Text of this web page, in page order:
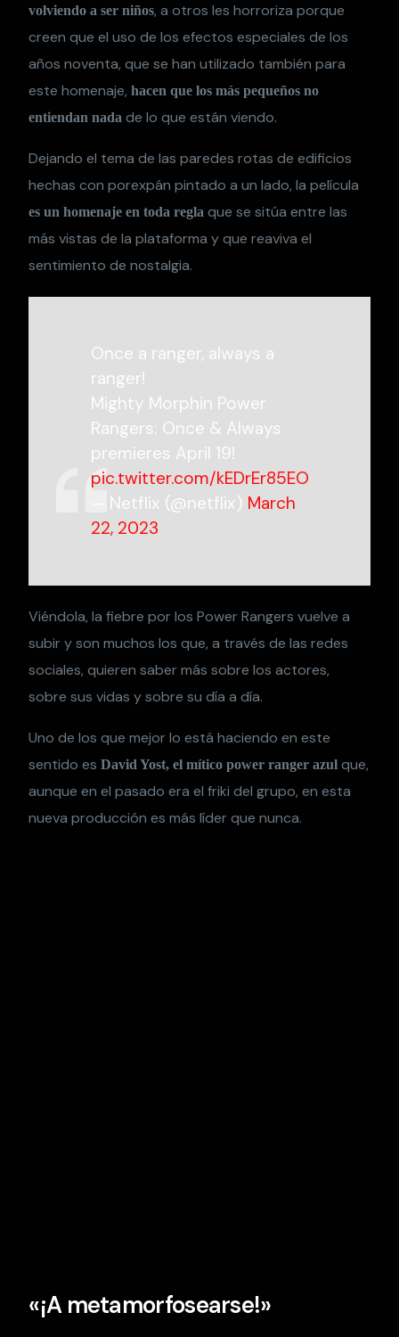
volviendo a ser niños, a otros les horroriza porque
creen que el uso de los efectos especiales de los
años noventa, que se han utilizado también para
este homenaje,hacen que los más pequeños no
entiendan nada de lo que están viendo.
Dejando el tema de las paredes rotas de edificios
hechas con porexpán pintado a un lado, la película
es un homenaje en toda regla que se sitúa entre las
más vistas de la plataforma y que reaviva el
sentimiento de nostalgia.
Once a ranger, always a
ranger!
Mighty Morphin Power
Rangers: Once & Always
premieres April 19!
pic.twitter.com/kEDrEr85EO
— Netflix (@netflix) March
22, 2023
Viéndola, la fiebre por los Power Rangers vuelve a
subir y son muchos los que, a través de las redes
sociales, quieren saber más sobre los actores,
sobre sus vidas y sobre su día a día.
Uno de los que mejor lo está haciendo en este
sentido esDavid Yost, el mítico power ranger azul que,
aunque en el pasado era el friki del grupo, en esta
nueva producción es más líder que nunca.
«¡A metamorfosearse!»